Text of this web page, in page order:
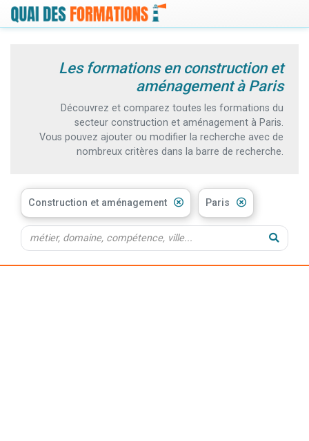
Les formations en construction et
aménagement à Paris
Découvrez et comparez toutes les formations du
secteur construction et aménagement à Paris.
Vous pouvez ajouter ou modifier la recherche avec de
nombreux critères dans la barre de recherche.
Construction et aménagement Paris